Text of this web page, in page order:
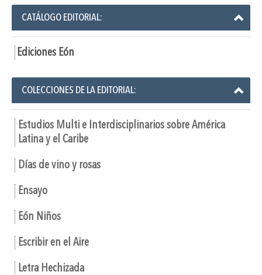
CATÁLOGO EDITORIAL:
Ediciones Eón
COLECCIONES DE LA EDITORIAL:
Estudios Multi e Interdisciplinarios sobre América
Latina y el Caribe
Días de vino y rosas
Ensayo
Eón Niños
Escribir en el Aire
Letra Hechizada